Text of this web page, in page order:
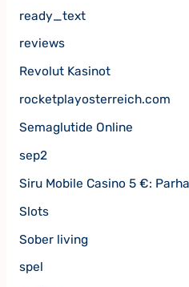
ready_text
reviews
Revolut Kasinot
rocketplayosterreich.com
Semaglutide Online
sep2
Siru Mobile Casino 5 €:
Slots
Sober living
spel